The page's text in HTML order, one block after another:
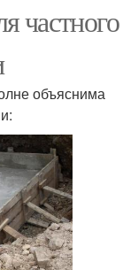
частного
объяснима